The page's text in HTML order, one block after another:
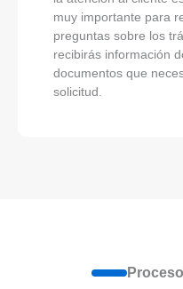
muy importante para
preguntas sobre los
recibirás información
documentos que
solicitud.